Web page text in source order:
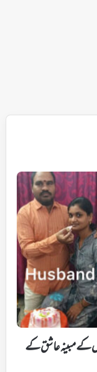
کے مبینہ عاشق کے